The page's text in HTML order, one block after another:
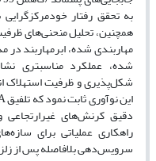
به تحقق رفتار
شده، عملکرد مناسبتری
شکل‌پذیری و ظرفیت استهلاک
دقیق کرنش‌های
راهکاری عملیاتی برای
سرویس‌دهی بلافاصله پس از